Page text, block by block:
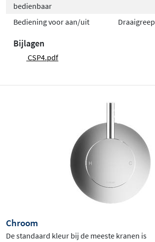
bedienbaar
Bediening voor aan/uit Draaigreep
Bijlagen
CSP4.pdf
Chroom
De standaard kleur bij de meeste kranen is